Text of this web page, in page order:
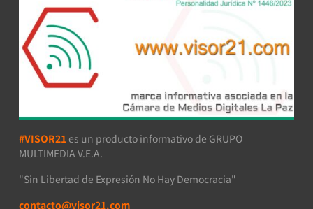
#VISOR21 es un producto informativo de GRUPO
MULTIMEDIA V.E.A.
"Sin Libertad de Expresión No Hay Democracia"
contacto@visor21.com